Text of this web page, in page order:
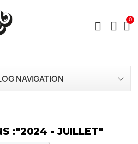
NAVIGATION
:"2024 - JUILLET"